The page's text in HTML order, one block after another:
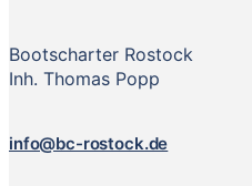
Bootscharter Rostock
Inh. Thomas Popp
info@bc-rostock.de